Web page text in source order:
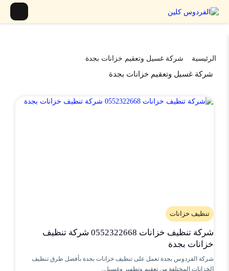
الرئيسية شركة غسيل وتعقيم خزانات بجدة
شركة غسيل وتعقيم خزانات بجدة
تنظيف خزانات
شركة تنظيف خزانات 0552322668 شركة تنظيف
خزانات بجدة
شركة الفردوس بجدة تعمل على تنظيف خزانات بجدة بأفضل طرق تنظيف
الخزانات المختلفة من تعقيم وتطهير وغسيل..